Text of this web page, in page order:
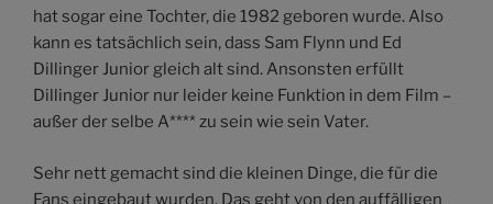
hat sogar eine Tochter, die 1982 geboren wurde. Also
kann es tatsächlich sein, dass Sam Flynn und Ed
Dillinger Junior gleich alt sind. Ansonsten erfüllt
Dillinger Junior nur leider keine Funktion in dem Film –
außer der selbe A**** zu sein wie sein Vater.
Sehr nett gemacht sind die kleinen Dinge, die für die
Fans eingebaut wurden. Das geht von den auffälligen